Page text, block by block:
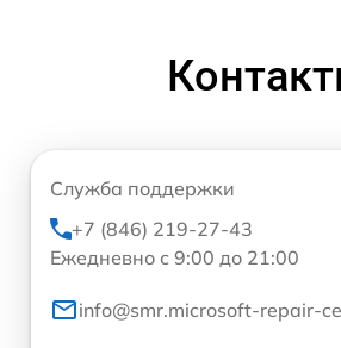
Служба поддержки
+7 (846) 219-27-43
Ежедневно с 9:00 до 21:00
info@smr.microsoft-repair-